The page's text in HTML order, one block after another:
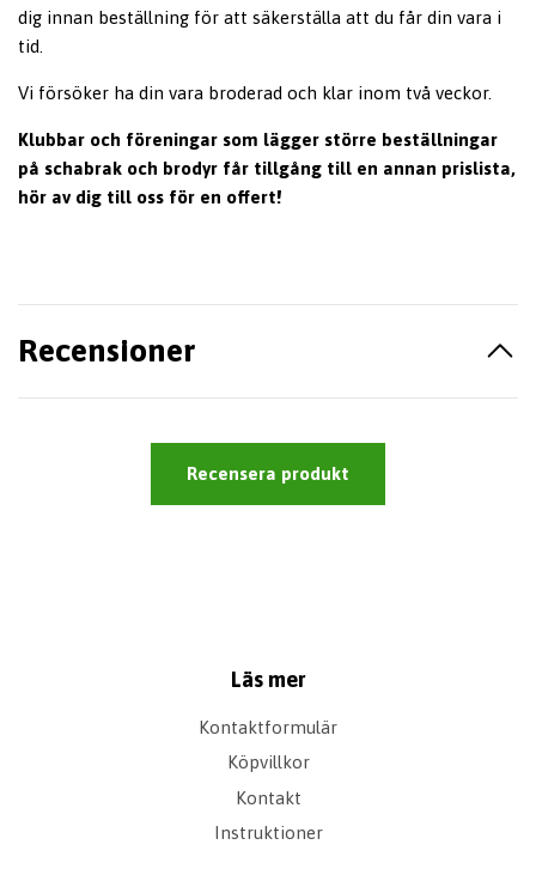
dig innan beställning för att säkerställa att du får din vara i
tid.
Vi försöker ha din vara broderad och klar inom två veckor.
Klubbar och föreningar som lägger större beställningar
på schabrak och brodyr får tillgång till en annan prislista,
hör av dig till oss för en offert!
Recensioner
Recensera produkt
Läs mer
Kontaktformulär
Köpvillkor
Kontakt
Instruktioner